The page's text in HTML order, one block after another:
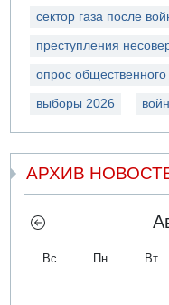
сектор газа после
преступления
опрос
выборы 2026
АРХИВ
Вс Пн Вт